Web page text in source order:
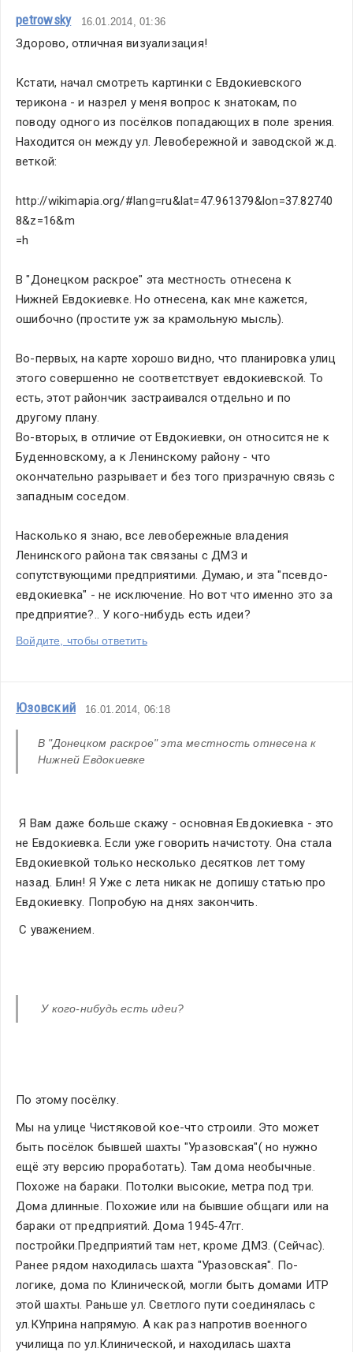
petrowsky 16.01.2014, 01:36
Здорово, отличная визуализация!
Кстати, начал смотреть картинки с Евдокиевского
терикона - и назрел у меня вопрос к знатокам, по
поводу одного из посёлков попадающих в поле зрения.
Находится он между ул. Левобережной и заводской ж.д.
веткой:
http://wikimapia.org/#lang=ru&lat=47.961379&lon=37.82740
8&z=16&m
=h
В "Донецком раскрое" эта местность отнесена к
Нижней Евдокиевке. Но отнесена, как мне кажется,
ошибочно (простите уж за крамольную мысль).
Во-первых, на карте хорошо видно, что планировка улиц
этого совершенно не соответствует евдокиевской. То
есть, этот райончик застраивался отдельно и по
другому плану.
Во-вторых, в отличие от Евдокиевки, он относится не к
Буденновскому, а к Ленинскому району - что
окончательно разрывает и без того призрачную связь с
западным соседом.
Насколько я знаю, все левобережные владения
Ленинского района так связаны с ДМЗ и
сопутствующими предприятими. Думаю, и эта "псевдо-
евдокиевка" - не исключение. Но вот что именно это за
предприятие?.. У кого-нибудь есть идеи?
Войдите, чтобы ответить
Юзовский 16.01.2014, 06:18
В "Донецком раскрое" эта местность отнесена к
Нижней Евдокиевке
Я Вам даже больше скажу - основная Евдокиевка - это
не Евдокиевка. Если уже говорить начистоту. Она стала
Евдокиевкой только несколько десятков лет тому
назад. Блин! Я Уже с лета никак не допишу статью про
Евдокиевку. Попробую на днях закончить.
С уважением.
У кого-нибудь есть идеи?
По этому посёлку.
Мы на улице Чистяковой кое-что строили. Это может
быть посёлок бывшей шахты "Уразовская"( но нужно
ещё эту версию проработать). Там дома необычные.
Похоже на бараки. Потолки высокие, метра под три.
Дома длинные. Похожие или на бывшие общаги или на
бараки от предприятий. Дома 1945-47гг.
постройки.Предприятий там нет, кроме ДМЗ. (Сейчас).
Ранее рядом находилась шахта "Уразовская". По-
логике, дома по Клинической, могли быть домами ИТР
этой шахты. Раньше ул. Светлого пути соединялась с
ул.КУприна напрямую. А как раз напротив военного
училища по ул.Клинической, и находилась шахта